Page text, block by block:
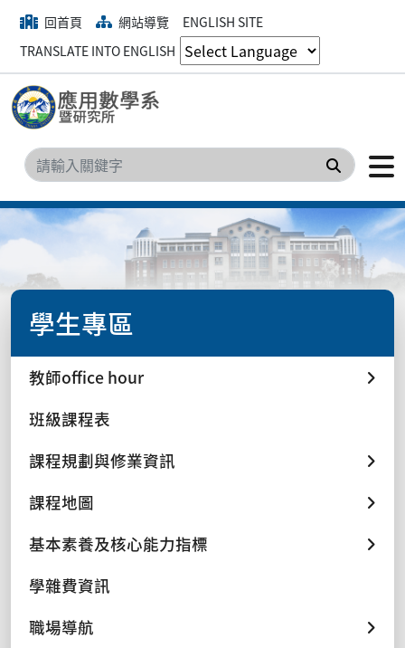
回首頁 網站導覽
ENGLISH SITE
TRANSLATE INTO ENGLISH
搜尋
學生專區
教師office hour
班級課程表
課程規劃與修業資訊
課程地圖
基本素養及核心能力指標
學雜費資訊
職場導航